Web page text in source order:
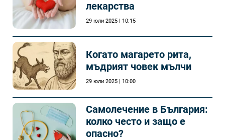
лекарства
29 юли 2025 | 10:15
Когато магарето рита,
мъдрият човек мълчи
29 юли 2025 | 10:00
Самолечeние в България:
колко често и защо е
опасно?